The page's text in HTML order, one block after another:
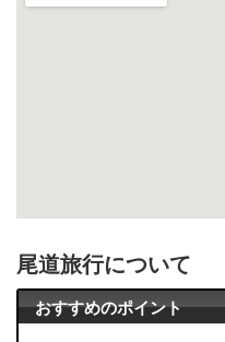
尾道旅行について
おすすめのポイント